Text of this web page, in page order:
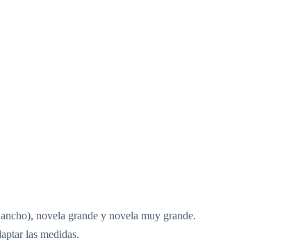
novela grande y novela muy grande.
las medidas.